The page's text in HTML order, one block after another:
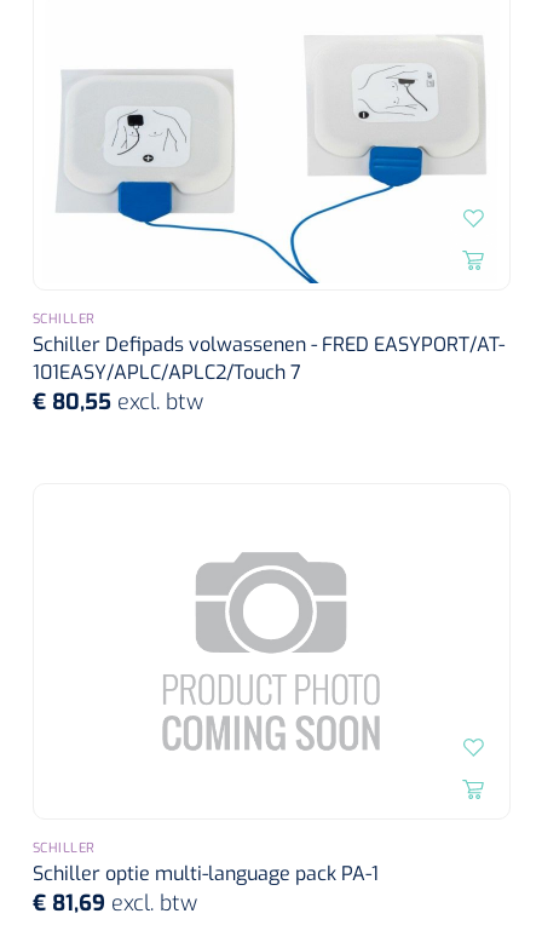
Software
Alcoholmeter
Chronische wondzorgproducten
Hydrocolloïden
Schuimverbanden
Hydrogel
Kleeflaag removers
Nierbekken
SCHILLER
Schiller Defipads volwassenen - FRED EASYPORT/AT-
101EASY/APLC/APLC2/Touch 7
€ 80,55 excl. btw
SCHILLER
Schiller optie multi-language pack PA-1
€ 81,69 excl. btw